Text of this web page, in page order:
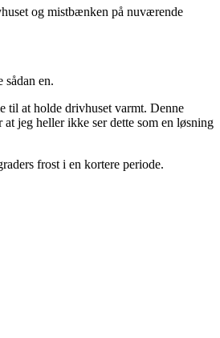
og mistbænken på nuværende
en.
til at holde drivhuset varmt. Denne
jeg heller ikke ser dette som en løsning
frost i en kortere periode.